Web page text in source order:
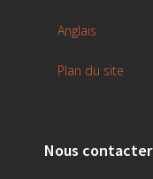
Anglais
Plan du site
Nous contacter